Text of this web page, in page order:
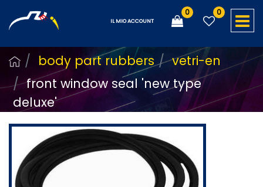
IL MIO ACCOUNT
0 0
body part rubbers
vetri-en
front window seal 'new type
deluxe'